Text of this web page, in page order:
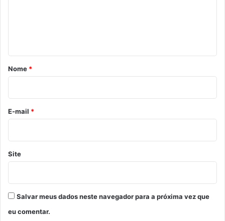
r
o
*
Nome *
E-mail *
Site
Salvar meus dados neste navegador para a próxima vez que
eu comentar.